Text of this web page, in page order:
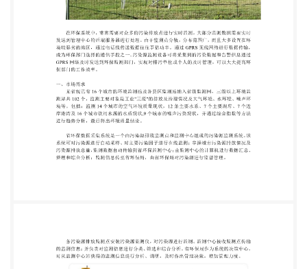
门，实现对排污单位或个人的及时管理，可以大大提
高环 保部门的工作效率。 一、市场需求 某省现已有
16 个城市的环境监测站及各县区监测站纳入省级监
测网，三级以上环境监 测站共 102 个，监测主要对象
是工业"三废"的排放及治理情况及大气环境、水环
境、噪声环 境等。包括：监测 14 个城市的空气环境
质量现状，12 条主要水系、7 个主要湖库、7 个近 岸
港湾及 16 个城市饮用水源的水质现状,9 个城市的噪
统。该 系统可对污染源进行自动采样、对主要污染因
子进行在线监测；掌握城市污染源排放情况及 污染源